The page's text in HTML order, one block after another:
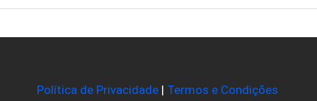
Política de Privacidade| Termos e Condições